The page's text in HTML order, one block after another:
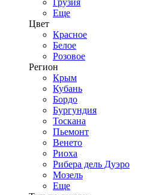
Грузия
Еще
Цвет
Красное
Белое
Розовое
Регион
Крым
Кубань
Бордо
Бургундия
Тоскана
Пьемонт
Венето
Риоха
Рибера дель Дуэро
Мозель
Еще